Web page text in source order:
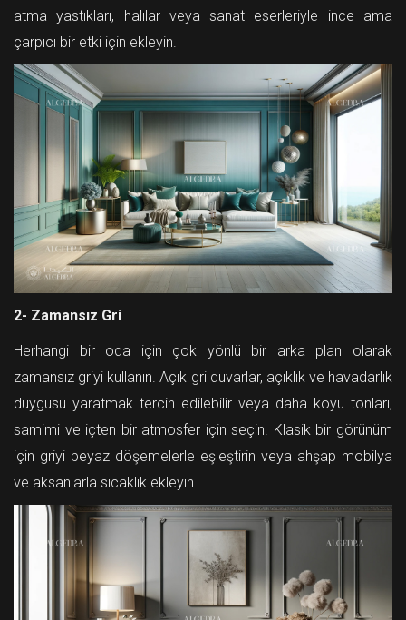
atma yastıkları, halılar veya sanat eserleriyle ince ama
çarpıcı bir etki için ekleyin.
2- Zamansız Gri
Herhangi bir oda için çok yönlü bir arka plan olarak
zamansız griyi kullanın. Açık gri duvarlar, açıklık ve havadarlık
duygusu yaratmak tercih edilebilir veya daha koyu tonları,
samimi ve içten bir atmosfer için seçin. Klasik bir görünüm
için griyi beyaz döşemelerle eşleştirin veya ahşap mobilya
ve aksanlarla sıcaklık ekleyin.